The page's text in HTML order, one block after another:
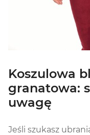
Koszulowa
granatowa:
uwagę
Jeśli szukasz